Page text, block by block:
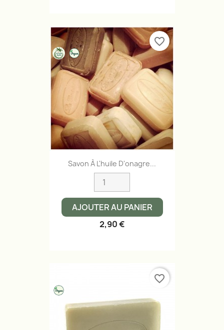
Savon À L'huile D'onagre...
AJOUTER AU PANIER
2,90 €
favorite_border
favorite_border